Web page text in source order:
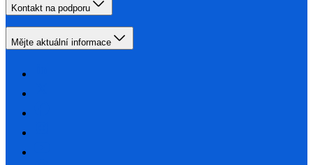
Kontakt na podporu
Mějte aktuální informace